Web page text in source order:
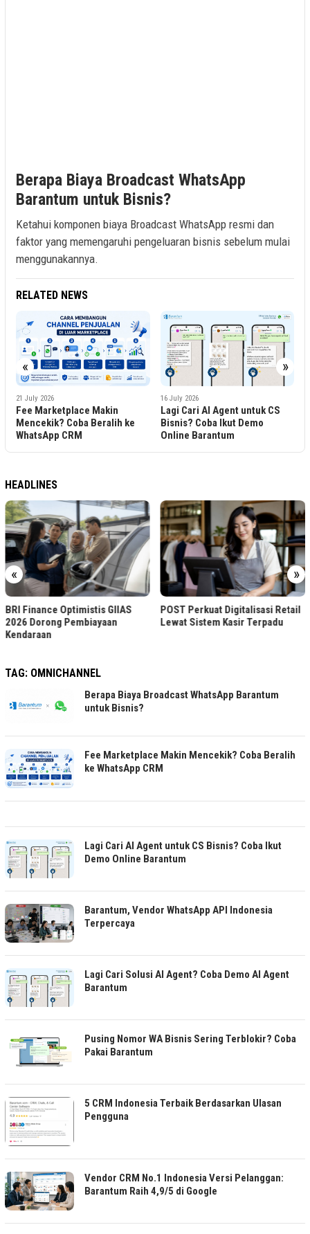
Berapa Biaya Broadcast WhatsApp
Barantum untuk Bisnis?
Ketahui komponen biaya Broadcast WhatsApp resmi dan
faktor yang memengaruhi pengeluaran bisnis sebelum mulai
menggunakannya.
RELATED NEWS
« »
21 July 2026
Fee Marketplace Makin
Mencekik? Coba Beralih ke
WhatsApp CRM
16 July 2026
Lagi Cari AI Agent untuk CS
Bisnis? Coba Ikut Demo
Online Barantum
HEADLINES
« »
BRI Finance Optimistis GIIAS
2026 Dorong Pembiayaan
Kendaraan
POST Perkuat Digitalisasi Retail
Lewat Sistem Kasir Terpadu
TAG: OMNICHANNEL
Berapa Biaya Broadcast WhatsApp Barantum
untuk Bisnis?
Fee Marketplace Makin Mencekik? Coba Beralih
ke WhatsApp CRM
Lagi Cari AI Agent untuk CS Bisnis? Coba Ikut
Demo Online Barantum
Barantum, Vendor WhatsApp API Indonesia
Terpercaya
Lagi Cari Solusi AI Agent? Coba Demo AI Agent
Barantum
Pusing Nomor WA Bisnis Sering Terblokir? Coba
Pakai Barantum
5 CRM Indonesia Terbaik Berdasarkan Ulasan
Pengguna
Vendor CRM No.1 Indonesia Versi Pelanggan:
Barantum Raih 4,9/5 di Google